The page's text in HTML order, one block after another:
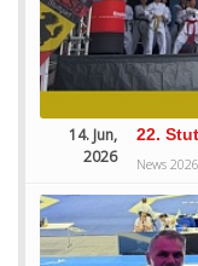
14. Jun,
2026
22.
News 2026